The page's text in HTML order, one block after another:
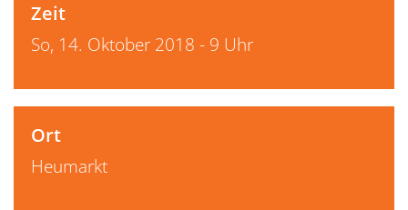
Zeit
So, 14. Oktober 2018 - 9 Uhr
Ort
Heumarkt